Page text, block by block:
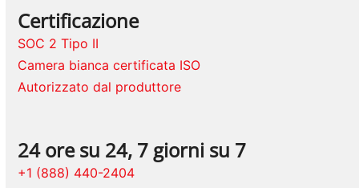
Certificazione
SOC 2 Tipo II
Camera bianca certificata ISO
Autorizzato dal produttore
24 ore su 24, 7 giorni su 7
+1 (888) 440-2404